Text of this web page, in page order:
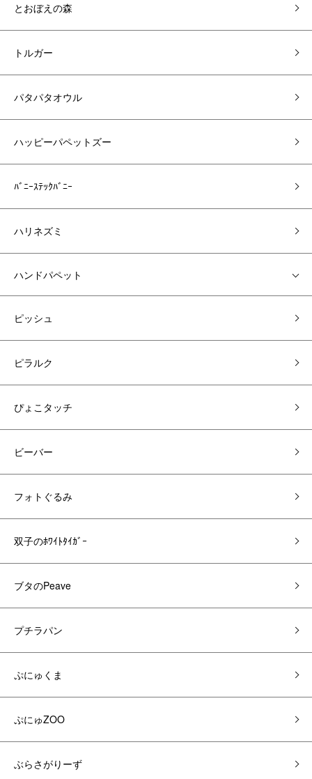
とおぼえの森
トルガー
パタパタオウル
ハッピーパペットズー
ﾊﾞﾆｰｽﾃｯｸﾊﾞﾆｰ
ハリネズミ
ハンドパペット
ピッシュ
ピラルク
ぴょこタッチ
ビーバー
フォトぐるみ
双子のﾎﾜｲﾄﾀｲｶﾞｰ
ブタのPeave
プチラパン
ぷにゅくま
ぷにゅZOO
ぶらさがりーず